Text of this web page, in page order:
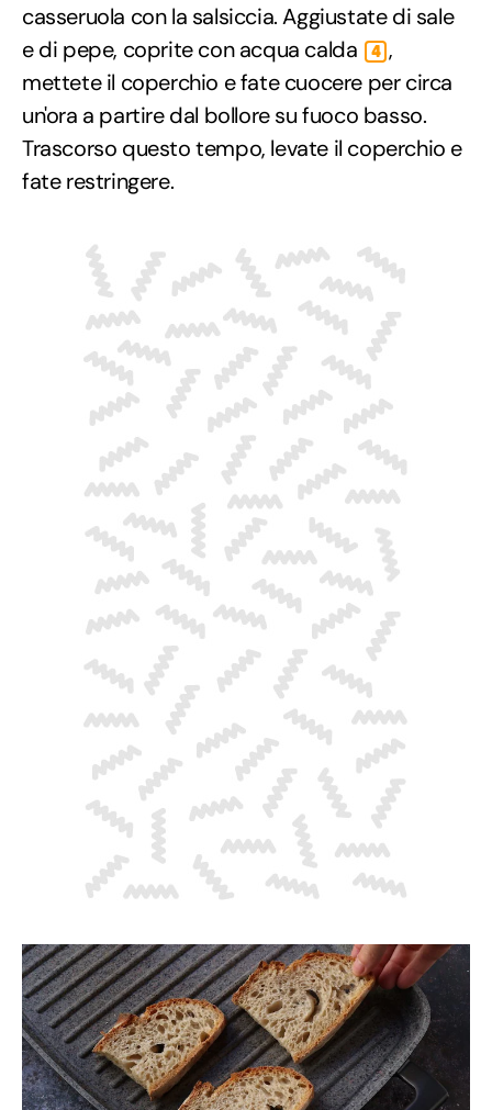
casseruola con la salsiccia. Aggiustate di sale
e di pepe, coprite con acqua calda
4 ,
mettete il coperchio e fate cuocere per circa
un'ora a partire dal bollore su fuoco basso.
Trascorso questo tempo, levate il coperchio e
fate restringere.